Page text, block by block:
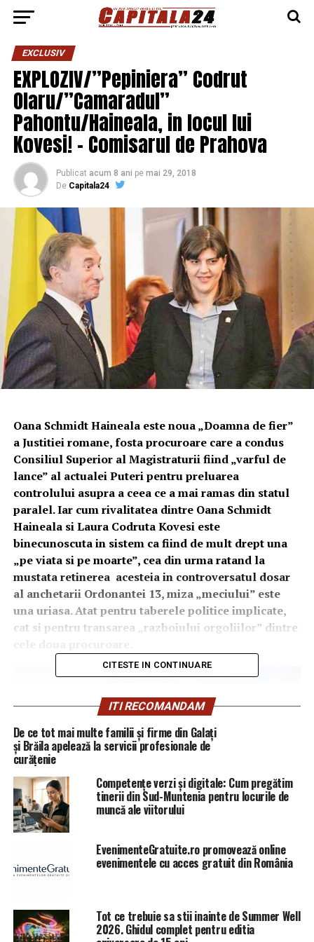
EXCLUSIV
EXPLOZIV/”Pepiniera” Codrut
Olaru/”Camaradul”
Pahontu/Haineala, in locul lui
Kovesi! – Comisarul de Prahova
Publicat acum 8 ani pe mai 29, 2018
De Capitala24
Oana Schmidt Haineala este noua „Doamna de fier”
a Justitiei romane, fosta procuroare care a condus
Consiliul Superior al Magistraturii fiind „varful de
lance” al actualei Puteri pentru preluarea
controlului asupra a ceea ce a mai ramas din statul
paralel. Iar cum rivalitatea dintre Oana Schmidt
Haineala si Laura Codruta Kovesi este
binecunoscuta in sistem ca fiind de mult drept una
„pe viata si pe moarte”, cea din urma ratand la
mustata retinerea acesteia in controversatul dosar
al anchetarii Ordonantei 13, miza „meciului” este
una uriasa. Atat pentru taberele politice implicate,
cat si pentru transarea „razboiului orgoliilor” dintre
”Omul lui Basescu” la conducerea CSM
CITESTE IN CONTINUARE
ITI RECOMANDAM
De ce tot mai multe familii și firme din Galați
și Brăila apelează la servicii profesionale de
curățenie
Competențe verzi și digitale: Cum pregătim
tinerii din Sud-Muntenia pentru locurile de
muncă ale viitorului
EvenimenteGratuite.ro promovează online
evenimentele cu acces gratuit din România
Tot ce trebuie sa stii inainte de Summer Well
2026. Ghidul complet pentru editia